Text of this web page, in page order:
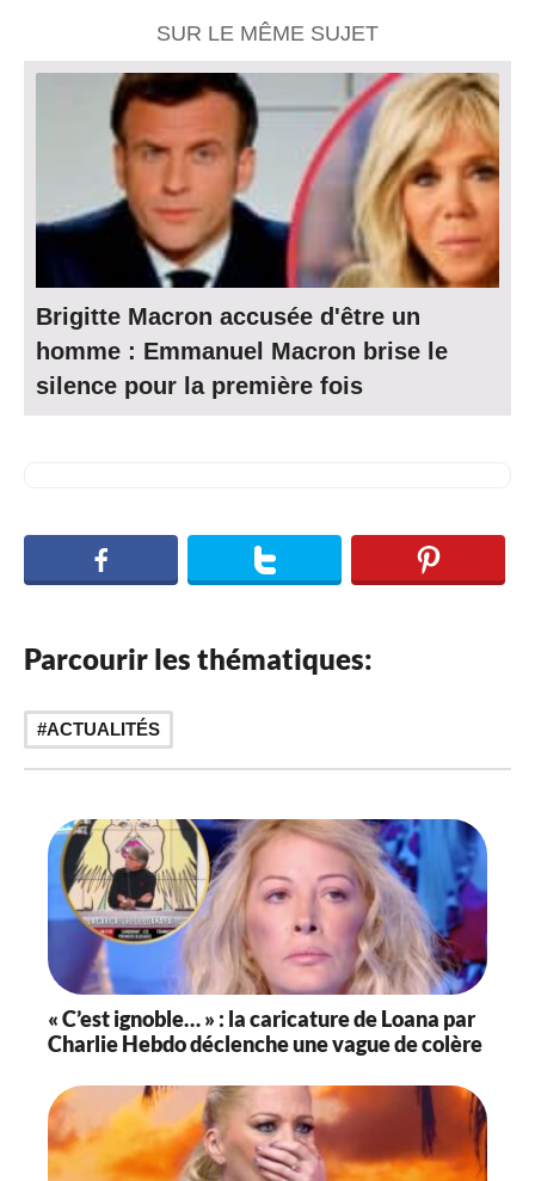
SUR LE MÊME SUJET
Brigitte Macron accusée d'être un
homme : Emmanuel Macron brise le
silence pour la première fois
Parcourir les thématiques:
ACTUALITÉS
« C’est ignoble… » : la caricature de Loana par
Charlie Hebdo déclenche une vague de colère